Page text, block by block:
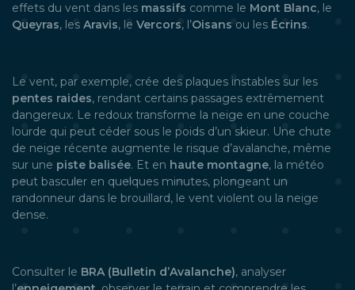
effets du vent dans les massifs comme le Mont Blanc, le
Queyras, les Aravis, le Vercors, l’Oisans ou les Écrins.
Le vent, par exemple, crée des plaques instables sur les
pentes raides, rendant certains passages extrêmement
dangereux. Le redoux transforme la neige en une couche
lourde qui peut céder sous le poids d’un skieur. Une chute
de neige récente augmente le risque d’avalanche, même
sur une piste balisée. Et en haute montagne, la météo
peut basculer en quelques minutes, plongeant un
randonneur dans le brouillard, le vent violent ou la neige
dense.
Consulter le BRA (Bulletin d’Avalanche), analyser